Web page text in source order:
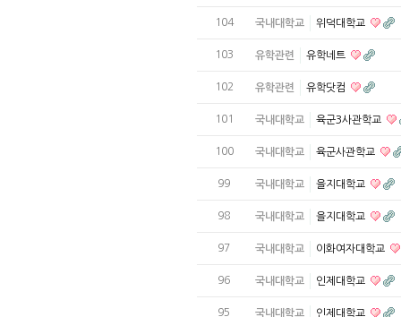
104 국내대학교 위덕대학교
103 유학관련 유학네트
102 유학관련 유학닷컴
101 국내대학교 육군3사관학교
100 국내대학교 육군사관학교
99 국내대학교 을지대학교
98 국내대학교 을지대학교
97 국내대학교 이화여자대학교
96 국내대학교 인제대학교
95 국내대학교 인제대학교